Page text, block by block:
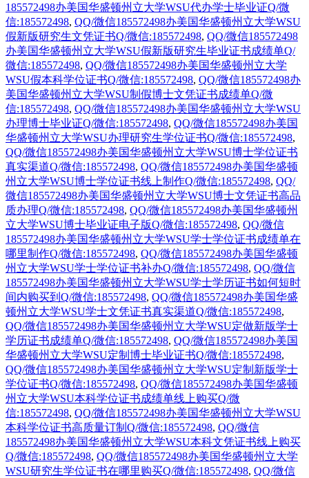
185572498办美国华盛顿州立大学WSU代办学士毕业证Q/微
信:185572498, QQ/微信185572498办美国华盛顿州立大学WSU
假新版研究生文凭证书Q/微信:185572498, QQ/微信185572498
办美国华盛顿州立大学WSU假新版研究生毕业证书成绩单Q/
微信:185572498, QQ/微信185572498办美国华盛顿州立大学
WSU假本科学位证书Q/微信:185572498, QQ/微信185572498办
美国华盛顿州立大学WSU制假博士文凭证书成绩单Q/微
信:185572498, QQ/微信185572498办美国华盛顿州立大学WSU
办理博士毕业证Q/微信:185572498, QQ/微信185572498办美国
华盛顿州立大学WSU办理研究生学位证书Q/微信:185572498,
QQ/微信185572498办美国华盛顿州立大学WSU博士学位证书
真实渠道Q/微信:185572498, QQ/微信185572498办美国华盛顿
州立大学WSU博士学位证书线上制作Q/微信:185572498, QQ/
微信185572498办美国华盛顿州立大学WSU博士文凭证书高品
质办理Q/微信:185572498, QQ/微信185572498办美国华盛顿州
立大学WSU博士毕业证电子版Q/微信:185572498, QQ/微信
185572498办美国华盛顿州立大学WSU学士学位证书成绩单在
哪里制作Q/微信:185572498, QQ/微信185572498办美国华盛顿
州立大学WSU学士学位证书补办Q/微信:185572498, QQ/微信
185572498办美国华盛顿州立大学WSU学士学历证书如何短时
间内购买到Q/微信:185572498, QQ/微信185572498办美国华盛
顿州立大学WSU学士文凭证书真实渠道Q/微信:185572498,
QQ/微信185572498办美国华盛顿州立大学WSU定做新版学士
学历证书成绩单Q/微信:185572498, QQ/微信185572498办美国
华盛顿州立大学WSU定制博士毕业证书Q/微信:185572498,
QQ/微信185572498办美国华盛顿州立大学WSU定制新版学士
学位证书Q/微信:185572498, QQ/微信185572498办美国华盛顿
州立大学WSU本科学位证书成绩单线上购买Q/微
信:185572498, QQ/微信185572498办美国华盛顿州立大学WSU
本科学位证书高质量订制Q/微信:185572498, QQ/微信
185572498办美国华盛顿州立大学WSU本科文凭证书线上购买
Q/微信:185572498, QQ/微信185572498办美国华盛顿州立大学
WSU研究生学位证书在哪里购买Q/微信:185572498, QQ/微信